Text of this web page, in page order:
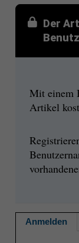
Der
Mit einem
Artikel
Anmelden